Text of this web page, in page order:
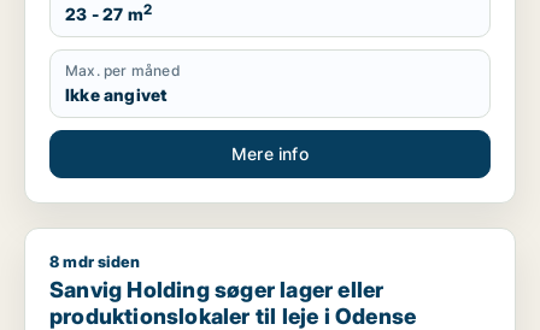
23 - 27 m2
Max. per måned
Ikke angivet
Mere info
Sanvig Holding søger lager eller produktionslokaler til leje i
8 mdr siden
Sanvig Holding søger lager eller
produktionslokaler til leje i Odense